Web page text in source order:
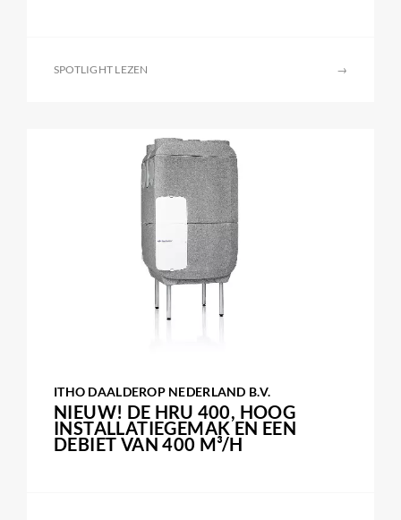
SPOTLIGHT LEZEN →
ITHO DAALDEROP NEDERLAND B.V.
NIEUW! DE HRU 400, HOOG
INSTALLATIEGEMAK EN EEN
DEBIET VAN 400 M³/H